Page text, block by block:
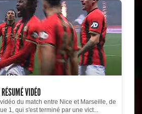
VIDÉO
du match entre Nice et Marseille, de
1, qui s'est terminé par une vict...